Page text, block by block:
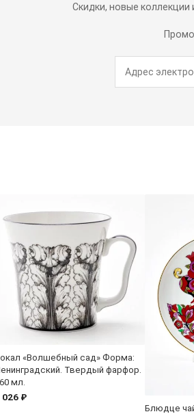
Скидки, новые
«Волшебный сад» Форма:
Твердый фарфор.
мл.
026 ₽
Блюдце